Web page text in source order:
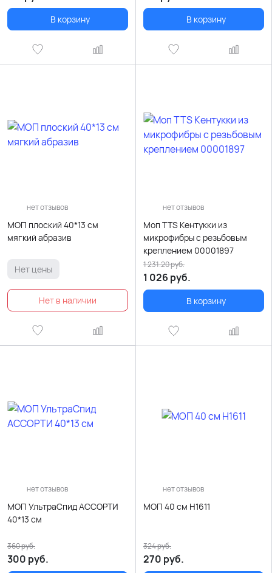
В корзину В корзину
нет отзывов
МОП плоский 40*13 см
мягкий абразив
Нет цены
нет отзывов
Моп TTS Кентукки из
микрофибры с резьбовым
креплением 00001897
1 026 руб.
1 231.20руб.
В корзину
нет отзывов
МОП УльтраСпид АССОРТИ
40*13 см
300 руб.
360руб.
нет отзывов
МОП 40 см H1611
270 руб.
324руб.